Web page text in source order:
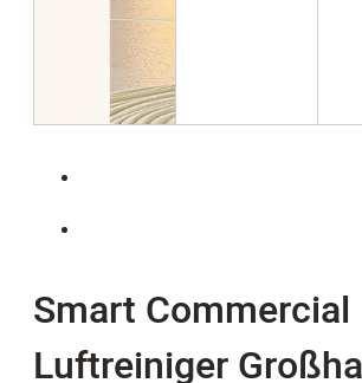
Smart Commercial
Luftreiniger